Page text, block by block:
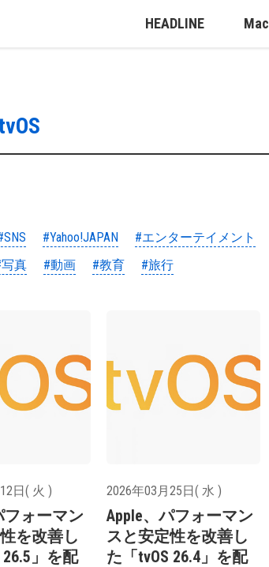
HEADLINE Mac
#Yahoo!JAPAN #エンターテイメント
真 #動画 #教育 #旅行
日( 火 )
フォーマン
を改善し
」を配
2026年03月25日( 水 )
Apple、パフォーマン
スと安定性を改善し
た「tvOS 26.4」を配